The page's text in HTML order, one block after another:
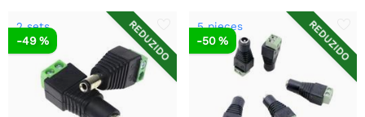
REDUZIDO
2 sets
-49 % REDUZIDO
5 pieces
-50 %